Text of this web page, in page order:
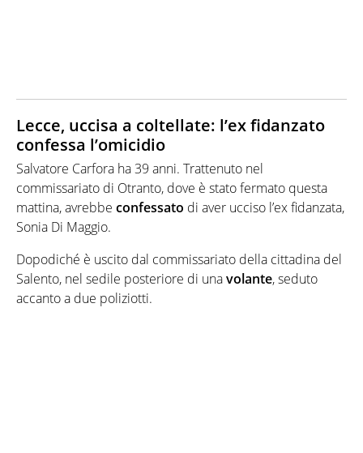
Lecce, uccisa a coltellate: l’ex fidanzato
confessa l’omicidio
Salvatore Carfora ha 39 anni. Trattenuto nel
commissariato di Otranto, dove è stato fermato questa
mattina, avrebbe confessato di aver ucciso l’ex fidanzata,
Sonia Di Maggio.
Dopodiché è uscito dal commissariato della cittadina del
Salento, nel sedile posteriore di unavolante, seduto
accanto a due poliziotti.